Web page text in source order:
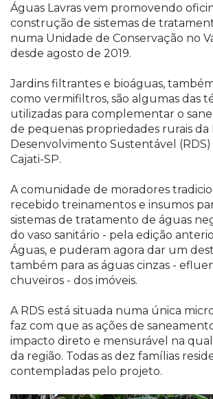
Águas Lavras vem promovendo
construção de sistemas de
numa Unidade de Conservação no
desde agosto de 2019.
Jardins filtrantes e bioáguas,
como vermifiltros, são algumas das
utilizadas para complementar o
de pequenas propriedades rurais da
Desenvolvimento Sustentável (RDS)
Cajati-SP.
A comunidade de moradores
recebido treinamentos e insumos
sistemas de tratamento de águas
do vaso sanitário - pela edição
Águas, e puderam agora dar um
também para as águas cinzas -
chuveiros - dos imóveis.
A RDS está situada numa única
faz com que as ações de
impacto direto e mensurável na
da região. Todas as dez famílias
contempladas pelo projeto.